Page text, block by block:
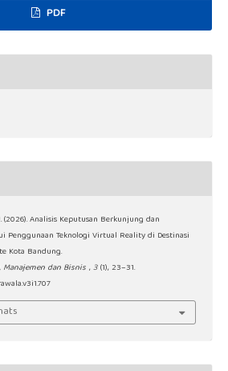
PDF
Analisis Keputusan Berkunjung dan
Penggunaan Teknologi Virtual Reality di Destinasi
Kota Bandung.
dan Bisnis ,3 (1), 23–31.